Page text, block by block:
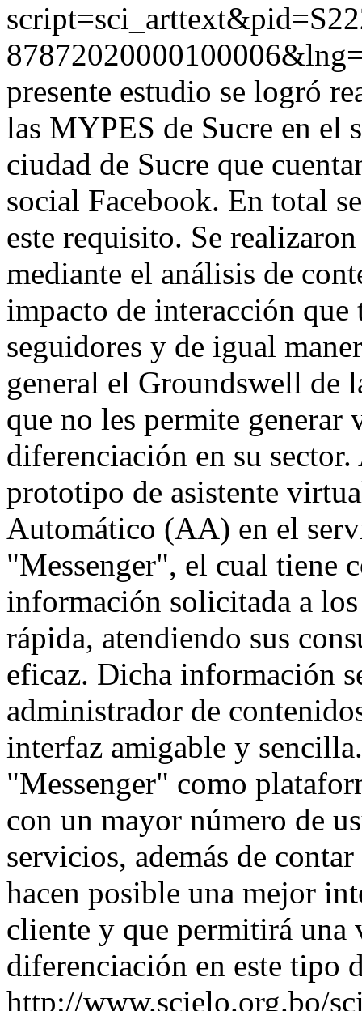
presente estudio se logró
las MYPES de Sucre en el
ciudad de Sucre que
social Facebook. En total
este requisito. Se
mediante el análisis de
impacto de interacción que
seguidores y de igual
general el Groundswell de
que no les permite generar
diferenciación en su
prototipo de asistente
Automático (AA) en el
"Messenger", el cual tiene
información solicitada a
rápida, atendiendo sus
eficaz. Dicha información
administrador de
interfaz amigable y
"Messenger" como
con un mayor número de
servicios, además de
hacen posible una mejor
cliente y que permitirá una
diferenciación en este tipo
http://www.scielo.org.bo/